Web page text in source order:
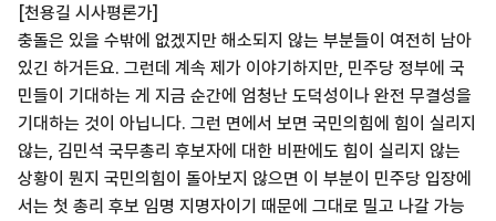
[천용길 시사평론가]
충돌은 있을 수밖에 없겠지만 해소되지 않는 부분들이 여전히 남아
있긴 하거든요. 그런데 계속 제가 이야기하지만, 민주당 정부에 국
민들이 기대하는 게 지금 순간에 엄청난 도덕성이나 완전 무결성을
기대하는 것이 아닙니다. 그런 면에서 보면 국민의힘에 힘이 실리지
않는, 김민석 국무총리 후보자에 대한 비판에도 힘이 실리지 않는
상황이 뭔지 국민의힘이 돌아보지 않으면 이 부분이 민주당 입장에
서는 첫 총리 후보 임명 지명자이기 때문에 그대로 밀고 나갈 가능